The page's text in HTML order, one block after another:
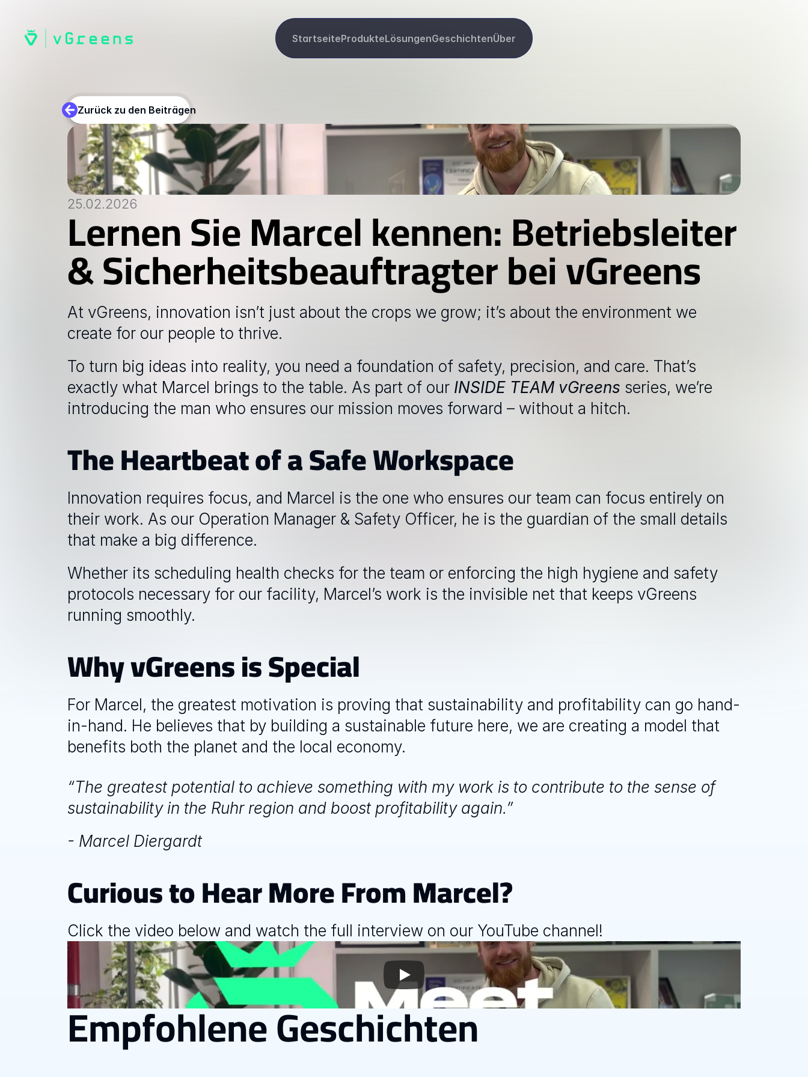
StartseiteProdukteLösungenGeschichtenÜber
Zurück zu den Beiträgen
25.02.2026
Lernen Sie Marcel kennen: Betriebsleiter
& Sicherheitsbeauftragter bei vGreens
At vGreens, innovation isn’t just about the crops we grow; it’s about the environment we
create for our people to thrive.
To turn big ideas into reality, you need a foundation of safety, precision, and care. That’s
exactly what Marcel brings to the table. As part of our INSIDE TEAM vGreens series, we’re
introducing the man who ensures our mission moves forward – without a hitch.
The Heartbeat of a Safe Workspace
Innovation requires focus, and Marcel is the one who ensures our team can focus entirely on
their work. As our Operation Manager & Safety Officer, he is the guardian of the small details
that make a big difference.
Whether its scheduling health checks for the team or enforcing the high hygiene and safety
protocols necessary for our facility, Marcel’s work is the invisible net that keeps vGreens
running smoothly.
Why vGreens is Special
For Marcel, the greatest motivation is proving that sustainability and profitability can go hand-
in-hand. He believes that by building a sustainable future here, we are creating a model that
benefits both the planet and the local economy.
“The greatest potential to achieve something with my work is to contribute to the sense of
sustainability in the Ruhr region and boost profitability again.”
- Marcel Diergardt
Curious to Hear More From Marcel?
Click the video below and watch the full interview on our YouTube channel!
Empfohlene Geschichten